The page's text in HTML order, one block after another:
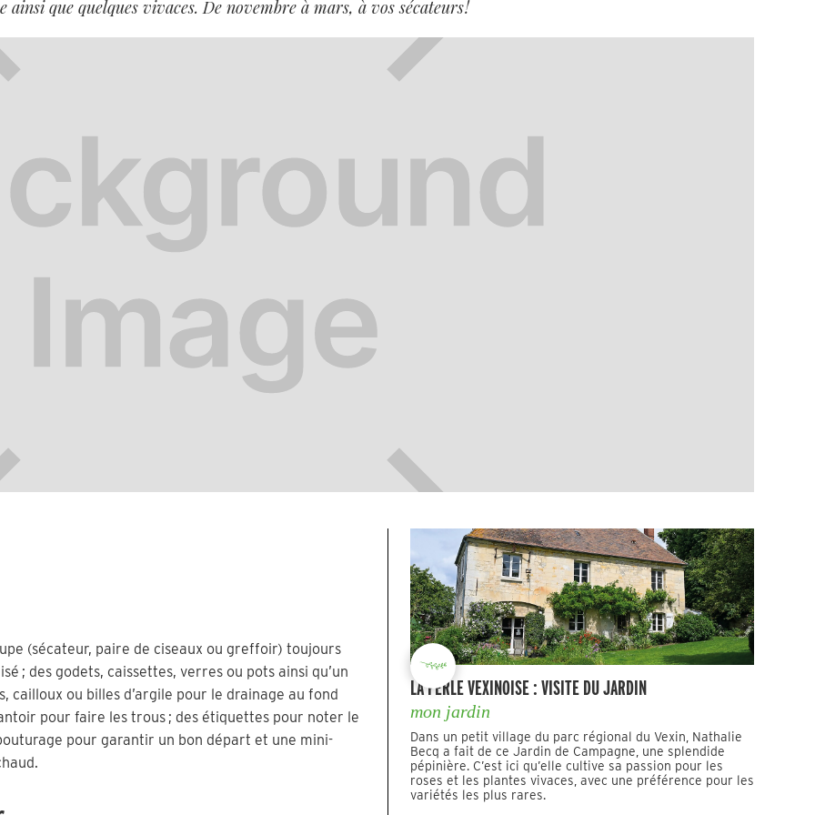
ainsi que quelques vivaces. De novembre à mars, à vos sécateurs !
(sécateur, paire de ciseaux ou greffoir) toujours
; des godets, caissettes, verres ou pots ainsi qu’un
cailloux ou billes d’argile pour le drainage au fond
pour faire les trous ; des étiquettes pour noter le
pour garantir un bon départ et une mini-
LA PERLE VEXINOISE : VISITE DU JARDIN
mon jardin
Dans un petit village du parc régional du Vexin, Nathalie
Becq a fait de ce Jardin de Campagne, une splendide
pépinière. C’est ici qu’elle cultive sa passion pour les
roses et les plantes vivaces, avec une préférence pour les
variétés les plus rares.